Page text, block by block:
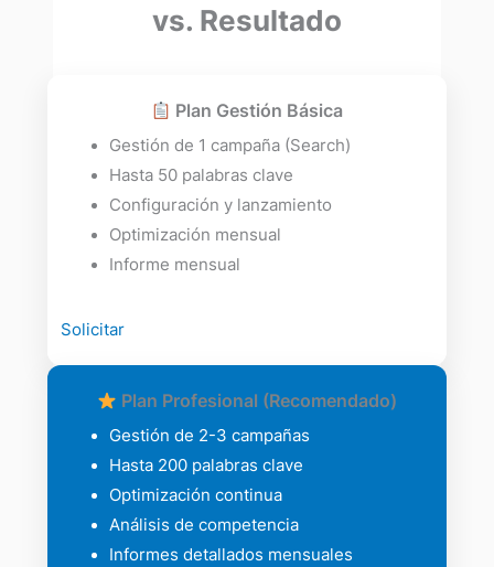
vs. Resultado
Plan Gestión Básica
Gestión de 1 campaña (Search)
Hasta 50 palabras clave
Configuración y lanzamiento
Optimización mensual
Informe mensual
Solicitar
Plan Profesional (Recomendado)
Gestión de 2-3 campañas
Hasta 200 palabras clave
Optimización continua
Análisis de competencia
Informes detallados mensuales